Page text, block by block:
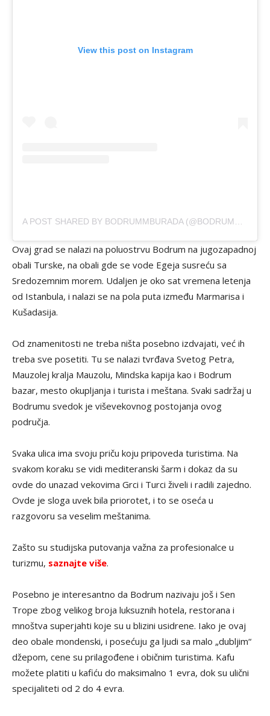
View this post on Instagram
A POST SHARED BY BODRUMMBURADA (@BODRUMMBURADA)
Ovaj grad se nalazi na poluostrvu Bodrum na jugozapadnoj
obali Turske, na obali gde se vode Egeja susreću sa
Sredozemnim morem. Udaljen je oko sat vremena letenja
od Istanbula, i nalazi se na pola puta između Marmarisa i
Kušadasija.
Od znamenitosti ne treba ništa posebno izdvajati, već ih
treba sve posetiti. Tu se nalazi tvrđava Svetog Petra,
Mauzolej kralja Mauzolu, Mindska kapija kao i Bodrum
bazar, mesto okupljanja i turista i meštana. Svaki sadržaj u
Bodrumu svedok je viševekovnog postojanja ovog
područja.
Svaka ulica ima svoju priču koju pripoveda turistima. Na
svakom koraku se vidi mediteranski šarm i dokaz da su
ovde do unazad vekovima Grci i Turci živeli i radili zajedno.
Ovde je sloga uvek bila priorotet, i to se oseća u
razgovoru sa veselim meštanima.
Zašto su studijska putovanja važna za profesionalce u
turizmu, saznajte više.
Posebno je interesantno da Bodrum nazivaju još i Sen
Trope zbog velikog broja luksuznih hotela, restorana i
mnoštva superjahti koje su u blizini usidrene. Iako je ovaj
deo obale mondenski, i posećuju ga ljudi sa malo „dubljim“
džepom, cene su prilagođene i običnim turistima. Kafu
možete platiti u kafiću do maksimalno 1 evra, dok su ulični
specijaliteti od 2 do 4 evra.